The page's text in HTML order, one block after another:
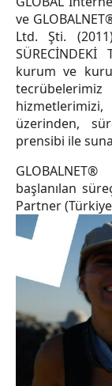
ve
Ltd. Şti.
kurum ve
üzerinden,
prensibi ile
başlanılan
Partner